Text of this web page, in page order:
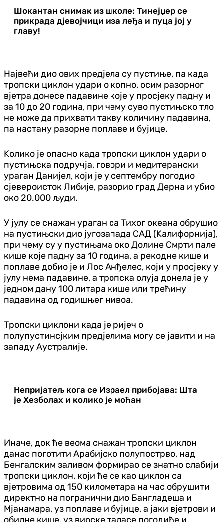
Шокантан снимак из школе: Тинејџер се
прикрада дјевојчици иза леђа и пуца јој у
главу!
Највећи дио ових предјела су пустиње, па када
тропски циклон удари о копно, осим разорног
вјетра донесе падавине које у просјеку падну и
за 10 до 20 година, при чему суво пустињско тло
не може да прихвати такву количину падавина,
па настану разорне поплаве и бујице.
Kолико је опасно када тропски циклон удари о
пустињска подручја, говори и медитерански
ураган Данијел, који је у септембру погодио
сјевероисток Либије, разорио град Дерна и убио
око 20.000 људи.
У јулу се снажан ураган са Тихог океана обрушио
на пустињски дио југозапада САД (Kалифорнија),
при чему су у пустињама око Долине Смрти пале
кише које падну за 10 година, а рекодне кише и
поплаве добио је и Лос Анђелес, који у просјеку у
јулу нема падавине, а тропска олуја донела је у
једном дану 100 литара кише или трећину
падавина од годишњег нивоа.
Тропски циклони када је ријеч о
полупустинсјким предјелима могу се јавити и на
западу Аустралије.
Непријатељ кога се Израел прибојава: Шта
је Хезболах и колико је моћан
Иначе, док ће веома снажан тропски циклон
данас поготити Арабијско полупострво, над
Бенгалским заливом формирао се знатно слабији
тропски циклон, који ће се као циклон са
вјетровима од 150 километара на час обрушити
директно на погранични дио Бангладеша и
Мјанамара, уз поплаве и бујице, а јаки вјетрови и
обилне кише, уз виоске таласе погодиће и